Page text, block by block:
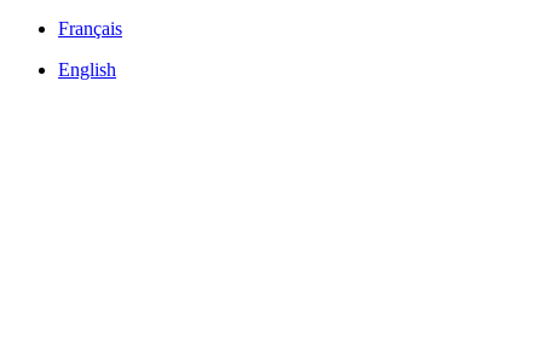
Français
English